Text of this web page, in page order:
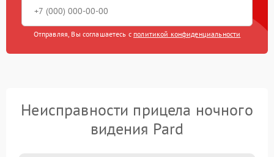
Отправляя, Вы соглашаетесь с политикой конфиденциальности
Неисправности прицела ночного
видения Pard